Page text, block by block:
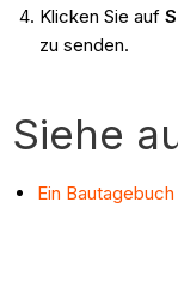
Klicken Sie auf
zu senden.
Siehe
Ein